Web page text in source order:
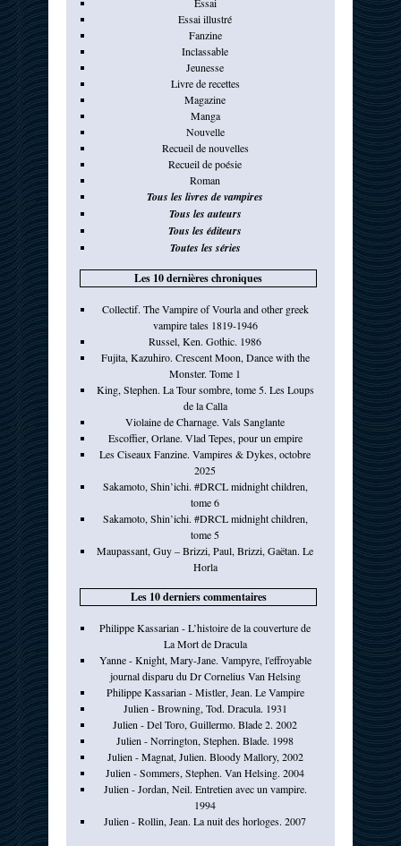
Essai illustré
Fanzine
Inclassable
Jeunesse
Livre de recettes
Magazine
Manga
Nouvelle
Recueil de nouvelles
Recueil de poésie
Roman
Tous les livres de vampires
Tous les auteurs
Tous les éditeurs
Toutes les séries
Les 10 dernières chroniques
Collectif. The Vampire of Vourla and other greek
vampire tales 1819-1946
Russel, Ken. Gothic. 1986
Fujita, Kazuhiro. Crescent Moon, Dance with the
Monster. Tome 1
King, Stephen. La Tour sombre, tome 5. Les Loups
de la Calla
Violaine de Charnage. Vals Sanglante
Escoffier, Orlane. Vlad Tepes, pour un empire
Les Ciseaux Fanzine. Vampires & Dykes, octobre
2025
Sakamoto, Shin’ichi. #DRCL midnight children,
tome 6
Sakamoto, Shin’ichi. #DRCL midnight children,
tome 5
Maupassant, Guy – Brizzi, Paul, Brizzi, Gaëtan. Le
Horla
Les 10 derniers commentaires
Philippe Kassarian - L’histoire de la couverture de
La Mort de Dracula
Yanne - Knight, Mary-Jane. Vampyre, l'effroyable
journal disparu du Dr Cornelius Van Helsing
Philippe Kassarian - Mistler, Jean. Le Vampire
Julien - Browning, Tod. Dracula. 1931
Julien - Del Toro, Guillermo. Blade 2. 2002
Julien - Norrington, Stephen. Blade. 1998
Julien - Magnat, Julien. Bloody Mallory, 2002
Julien - Sommers, Stephen. Van Helsing. 2004
Julien - Jordan, Neil. Entretien avec un vampire.
1994
Julien - Rollin, Jean. La nuit des horloges. 2007